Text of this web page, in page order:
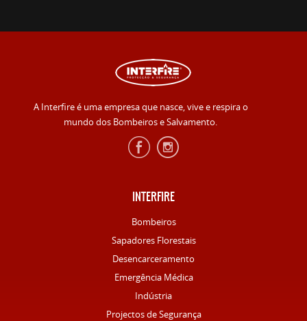
A Interfire é uma empresa que nasce, vive e respira o
mundo dos Bombeiros e Salvamento.
INTERFIRE
Bombeiros
Sapadores Florestais
Desencarceramento
Emergência Médica
Indústria
Projectos de Segurança